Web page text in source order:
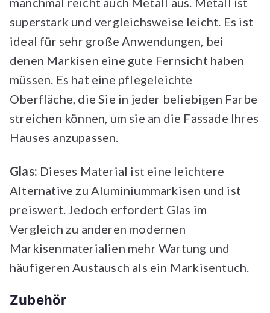
superstark und vergleichsweise leicht. Es ist
ideal für sehr große Anwendungen, bei
denen Markisen eine gute Fernsicht haben
müssen. Es hat eine pflegeleichte
Oberfläche, die Sie in jeder beliebigen Farbe
streichen können, um sie an die Fassade Ihres
Hauses anzupassen.
Glas: Dieses Material ist eine leichtere
Alternative zu Aluminiummarkisen und ist
preiswert. Jedoch erfordert Glas im
Vergleich zu anderen modernen
Markisenmaterialien mehr Wartung und
häufigeren Austausch als ein Markisentuch.
Zubehör